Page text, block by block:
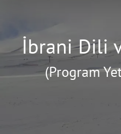
İbrani Dili
(Program